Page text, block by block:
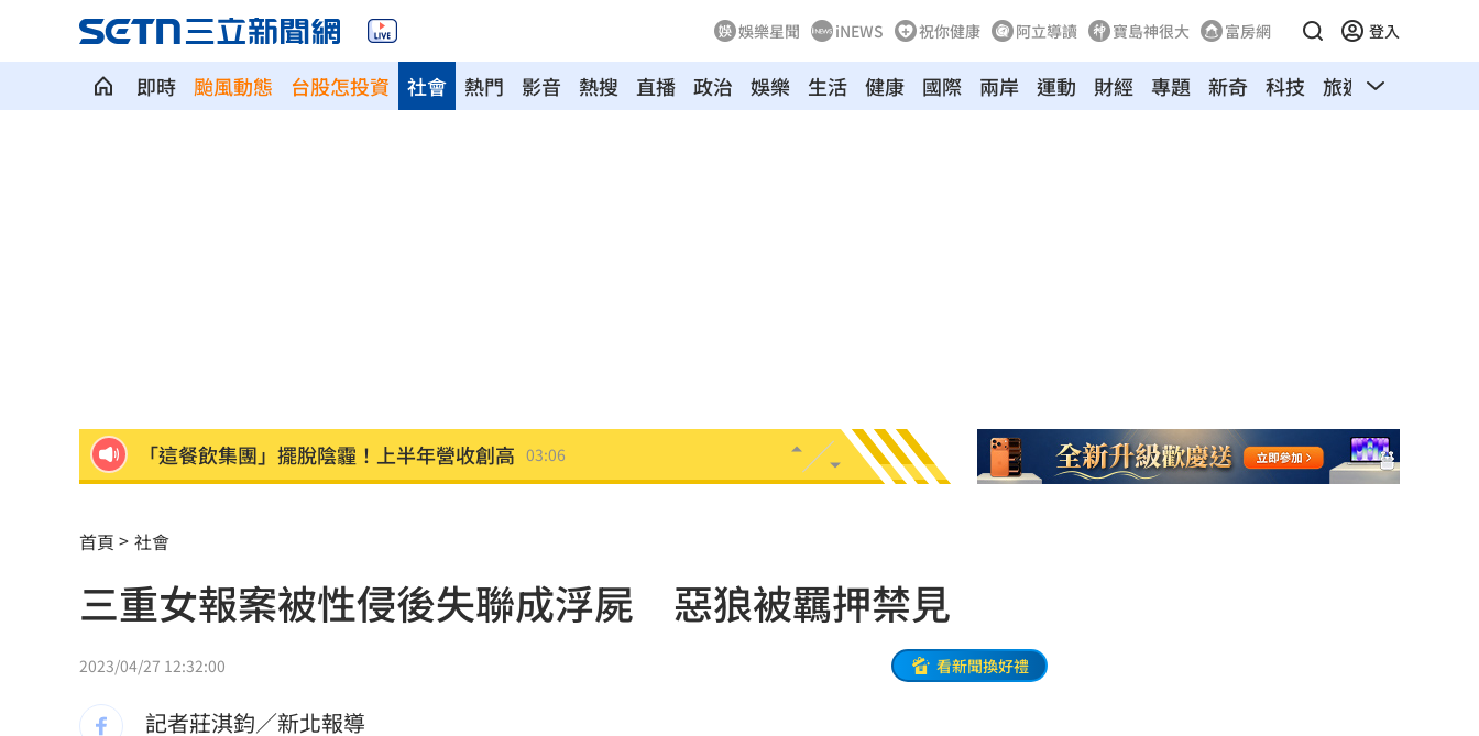
娛樂星聞 iNEWS 祝你健康 阿立導讀 寶島神很大 富房網 登入
即時 颱風動態 台股怎投資 熱門 影音 熱搜 直播 政治
社會 娛樂 生活 健康 國際 兩岸 運動 財經 專題 新奇 科技 旅遊 汽車
「這餐飲集團」擺脫陰霾！上半年營收創高 03:06
台股暴跌誰最能扛 高含金這幾檔繳正報酬
Q2獲利年增221% 愛普*EPS衝4.18元！ 01:20
宏福苑大火調查出爐！菸頭引燃施工雜物
定投10年翻逾5倍 這檔吸引存股族卡位！
首頁 社會
三重女報案被性侵後失聯成浮屍 惡狼被羈押禁見
2023/04/27 12:32:00 看新聞換好禮
記者莊淇鈞／新北報導